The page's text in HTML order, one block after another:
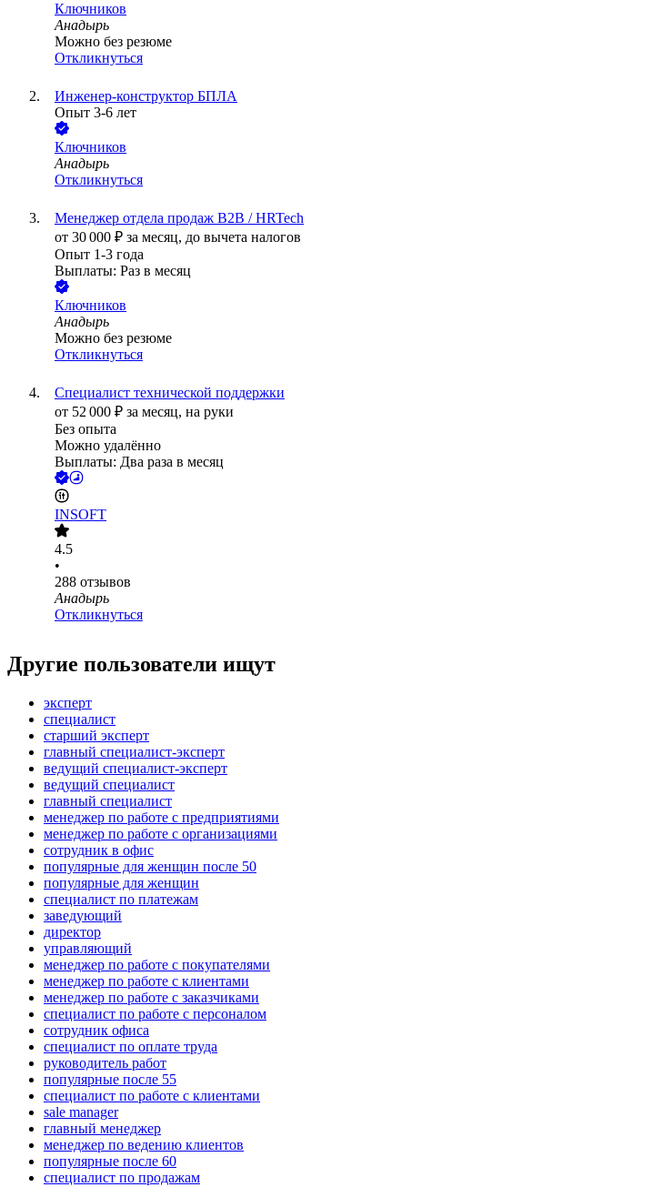
Ключников
Анадырь
Можно без резюме
Откликнуться
Инженер-конструктор БПЛА
Опыт 3-6 лет
Ключников
Анадырь
Откликнуться
Менеджер отдела продаж B2B / HRTech
от 30 000 ₽ за месяц, до вычета налогов
Опыт 1-3 года
Выплаты: Раз в месяц
Ключников
Анадырь
Можно без резюме
Откликнуться
Специалист технической поддержки
от 52 000 ₽ за месяц, на руки
Без опыта
Можно удалённо
Выплаты: Два раза в месяц
INSOFT
4.5
•
288 отзывов
Анадырь
Откликнуться
Другие пользователи ищут
эксперт
специалист
старший эксперт
главный специалист-эксперт
ведущий специалист-эксперт
ведущий специалист
главный специалист
менеджер по работе с предприятиями
менеджер по работе с организациями
сотрудник в офис
популярные для женщин после 50
популярные для женщин
специалист по платежам
заведующий
директор
управляющий
менеджер по работе с покупателями
менеджер по работе с клиентами
менеджер по работе с заказчиками
специалист по работе с персоналом
сотрудник офиса
специалист по оплате труда
руководитель работ
популярные после 55
специалист по работе с клиентами
sale manager
главный менеджер
менеджер по ведению клиентов
популярные после 60
специалист по продажам